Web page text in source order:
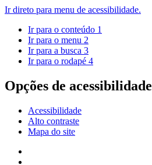
Ir direto para menu de acessibilidade.
Ir para o conteúdo 1
Ir para o menu 2
Ir para a busca 3
Ir para o rodapé 4
Opções de acessibilidade
Acessibilidade
Alto contraste
Mapa do site